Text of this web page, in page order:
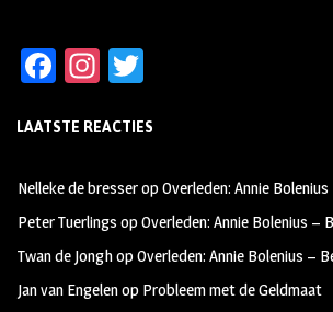
Fa
b
oo
k
In
ag
m
tt
LAATSTE REACTIES
Nelleke de bresseropOverleden: Annie
Peter Tuerlings opOverleden: Annie Bolenius –
Twan de JonghopOverleden: Annie Bolenius –
Jan van Engelenop Probleem met de Geldmaat